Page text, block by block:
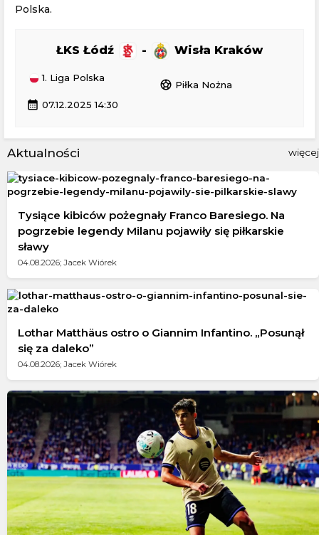
Polska.
ŁKS Łódź - Wisła Kraków
1. Liga Polska
sports_soccer Piłka Nożna
calendar_month 07.12.2025 14:30
Aktualności więcej
Tysiące kibiców pożegnały Franco Baresiego. Na
pogrzebie legendy Milanu pojawiły się piłkarskie
sławy
04.08.2026; Jacek Wiórek
Lothar Matthäus ostro o Giannim Infantino. „Posunął
się za daleko”
04.08.2026; Jacek Wiórek